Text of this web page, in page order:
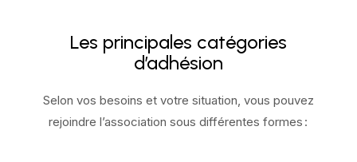
Les principales catégories
d’adhésion
Selon vos besoins et votre situation, vous pouvez
rejoindre l’association sous différentes formes :